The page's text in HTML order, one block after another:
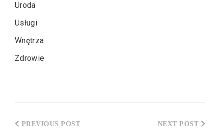
Uroda
Usługi
Wnętrza
Zdrowie
wpisu